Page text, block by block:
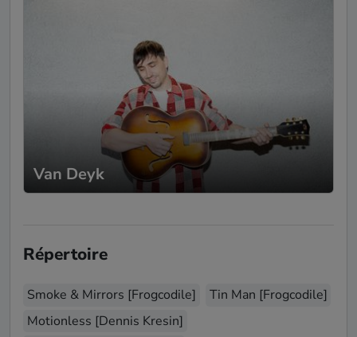
Van Deyk
Répertoire
Smoke & Mirrors [Frogcodile]
Tin Man [Frogcodile]
Motionless [Dennis Kresin]